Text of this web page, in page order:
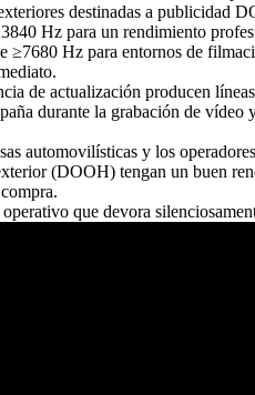
destinadas a publicidad
Hz para un rendimiento
≥7680 Hz para entornos de
de actualización producen
durante la grabación de
automovilísticas y los
(DOOH) tengan un buen
que devora